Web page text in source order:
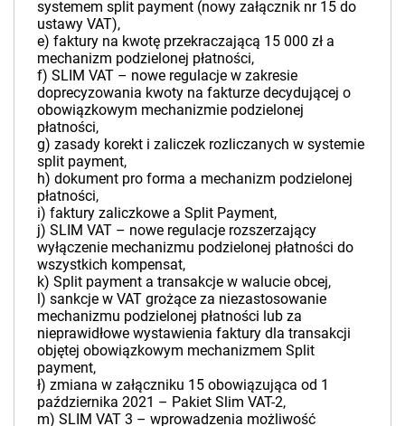
systemem split payment (nowy załącznik nr 15 do
ustawy VAT),
e) faktury na kwotę przekraczającą 15 000 zł a
mechanizm podzielonej płatności,
f) SLIM VAT – nowe regulacje w zakresie
doprecyzowania kwoty na fakturze decydującej o
obowiązkowym mechanizmie podzielonej
płatności,
g) zasady korekt i zaliczek rozliczanych w systemie
split payment,
h) dokument pro forma a mechanizm podzielonej
płatności,
i) faktury zaliczkowe a Split Payment,
j) SLIM VAT – nowe regulacje rozszerzający
wyłączenie mechanizmu podzielonej płatności do
wszystkich kompensat,
k) Split payment a transakcje w walucie obcej,
l) sankcje w VAT grożące za niezastosowanie
mechanizmu podzielonej płatności lub za
nieprawidłowe wystawienia faktury dla transakcji
objętej obowiązkowym mechanizmem Split
payment,
ł) zmiana w załączniku 15 obowiązująca od 1
października 2021 – Pakiet Slim VAT-2,
m) SLIM VAT 3 – wprowadzenia możliwość